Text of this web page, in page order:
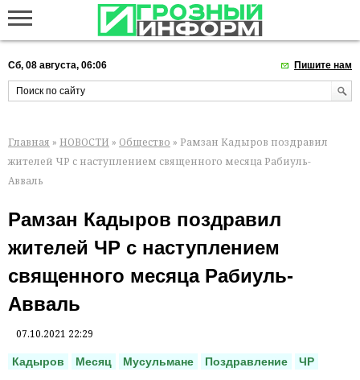
Сб, 08 августа, 06:06 Пишите нам
Главная » НОВОСТИ » Общество » Рамзан Кадыров поздравил
жителей ЧР с наступлением священного месяца Рабиуль-
Авваль
Рамзан Кадыров поздравил
жителей ЧР с наступлением
священного месяца Рабиуль-
Авваль
07.10.2021 22:29
Кадыров Месяц Мусульмане Поздравление ЧР